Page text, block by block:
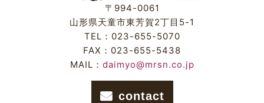
〒994-0061
山形県天童市東芳賀2丁目5-1
TEL：023-655-5070
FAX：023-655-5438
MAIL： daimyo@mrsn.co.jp
contact